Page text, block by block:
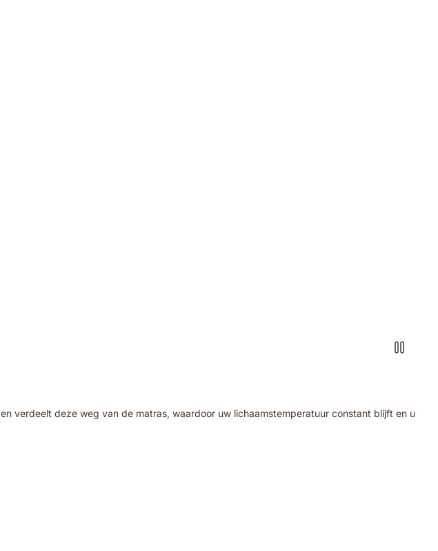
verdeelt deze weg van de matras, waardoor uw lichaamstemperatuur constant blijft en u